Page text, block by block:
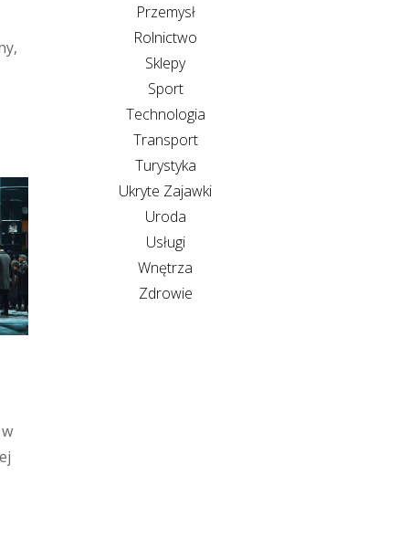
Przemysł
Rolnictwo
Sklepy
Sport
Technologia
Transport
Turystyka
Ukryte Zajawki
Uroda
Usługi
Wnętrza
Zdrowie